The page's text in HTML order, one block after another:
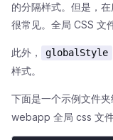
的分隔样式。但是，
很常见。全局 CSS 文
此外， globalStyle
样式。
下面是一个示例文件
webapp 全局 css 文件